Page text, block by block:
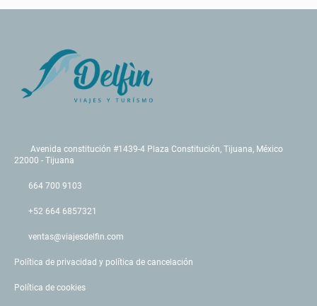
Avenida constitución #1439-4 Plaza Constitución, Tijuana, México
22000 - Tijuana
664 700 9103
+52 664 6857321
ventas@viajesdelfin.com
Política de privacidad y política de cancelación
Política de cookies